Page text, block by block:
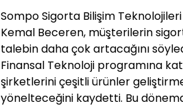
Sompo Sigorta Bilişim
Kemal Beceren, müşterilerin
talebin daha çok artacağını
Finansal Teknoloji programına
şirketlerini çeşitli ürünler
yönelteceğini kaydetti. Bu